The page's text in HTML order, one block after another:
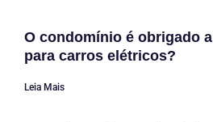
O condomínio é obrigado
para carros elétricos?
Leia Mais